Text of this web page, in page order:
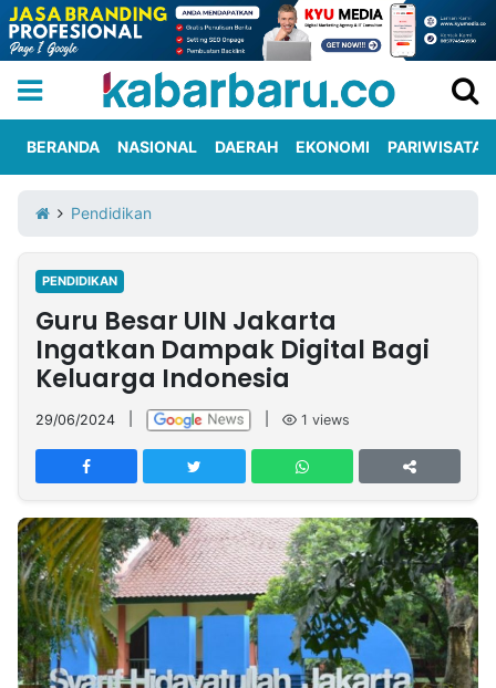
Iklan
Berita
Kami
Nasional
International
Olahraga
Entertainment
Daerah
Pariwisata
Kuliner
Kolom
Network
PT
TREETAN
INDONESIA
Partner
Insight
NTB
Suara
Time
Lens
IDN
Daily
Jogja
Jalan
Rakyat
Idealita
News
Kita
Notice
Dinamikapost.com
Radar
Baru
Seedbacklink
BERANDA NASIONAL DAERAH EKONOMI PARIWISATA
Pendidikan
PENDIDIKAN
Guru Besar UIN Jakarta
Ingatkan Dampak Digital Bagi
Keluarga Indonesia
29/06/2024 1 views